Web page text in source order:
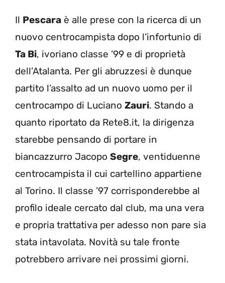
Il Pescara è alle prese con la ricerca di un
nuovo centrocampista dopo l’infortunio di
Ta Bi, ivoriano classe ’99 e di proprietà
dell’Atalanta. Per gli abruzzesi è dunque
partito l’assalto ad un nuovo uomo per il
centrocampo di Luciano Zauri. Stando a
quanto riportato da Rete8.it, la dirigenza
starebbe pensando di portare in
biancazzurro Jacopo Segre, ventiduenne
centrocampista il cui cartellino appartiene
al Torino. Il classe ’97 corrisponderebbe al
profilo ideale cercato dal club, ma una vera
e propria trattativa per adesso non pare sia
stata intavolata. Novità su tale fronte
potrebbero arrivare nei prossimi giorni.